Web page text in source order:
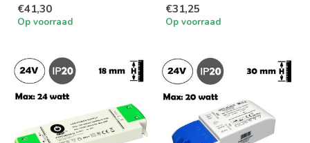
€41,30
Op voorraad
€31,25
Op voorraad